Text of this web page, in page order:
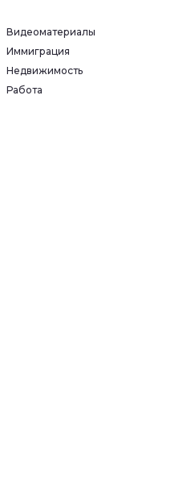
Видеоматериалы
Иммиграция
Недвижимость
Работа